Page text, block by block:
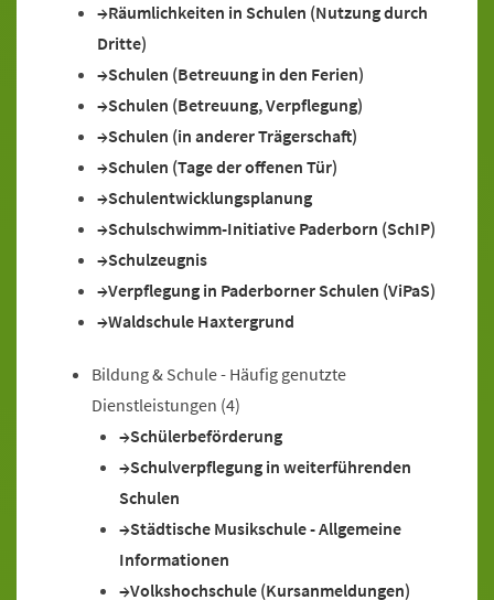
Räumlichkeiten in Schulen (Nutzung durch
Dritte)
Schulen (Betreuung in den Ferien)
Schulen (Betreuung, Verpflegung)
Schulen (in anderer Trägerschaft)
Schulen (Tage der offenen Tür)
Schulentwicklungsplanung
Schulschwimm-Initiative Paderborn (SchIP)
Schulzeugnis
Verpflegung in Paderborner Schulen (ViPaS)
Waldschule Haxtergrund
Bildung & Schule - Häufig genutzte
Dienstleistungen (4)
Schülerbeförderung
Schulverpflegung in weiterführenden
Schulen
Städtische Musikschule - Allgemeine
Informationen
Volkshochschule (Kursanmeldungen)